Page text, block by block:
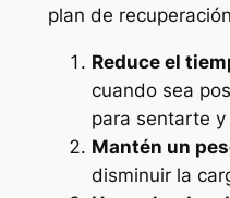
plan de
Reduce el
cuando sea
para sentarte
Mantén un
disminuir la